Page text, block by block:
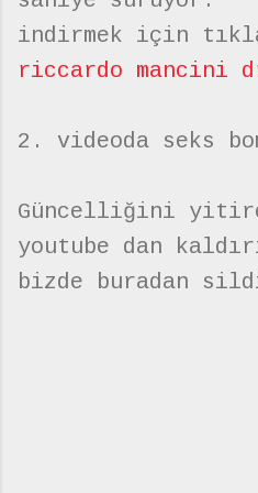
indirmek için
riccardo mancini
2. videoda seks
Güncelliğini
youtube dan
bizde buradan